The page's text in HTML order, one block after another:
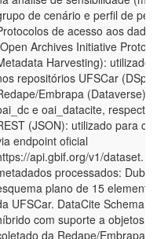
de cenário e perfil de
de acesso aos
Archives Initiative
Harvesting): utilizado
repositórios UFSCar
Embrapa (Dataverse),
e oai_datacite,
(JSON): utilizado para
endpoint oficial
api.gbif.org/v1/dataset.
processados:
plano de 15
UFSCar. DataCite Schema
com suporte a objetos
da Redape/Embrapa